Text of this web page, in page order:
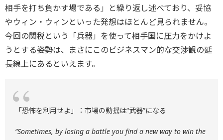
相手を打ち負かす場である」と繰り返し述べており、妥協
やウィン・ウィンといった発想はほとんど見られません。
今回の関税という「兵器」を使って相手国に圧力をかけよ
うとする姿勢は、まさにこのビジネスマン的な交渉観の延
長線上にあるといえます。
「恐怖を利用せよ」：市場の動揺は“武器”になる
“Sometimes, by losing a battle you find a new way to win the